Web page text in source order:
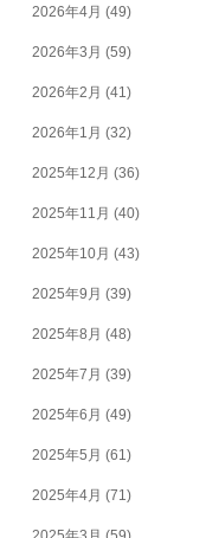
2026年4月 (49)
2026年3月 (59)
2026年2月 (41)
2026年1月 (32)
2025年12月 (36)
2025年11月 (40)
2025年10月 (43)
2025年9月 (39)
2025年8月 (48)
2025年7月 (39)
2025年6月 (49)
2025年5月 (61)
2025年4月 (71)